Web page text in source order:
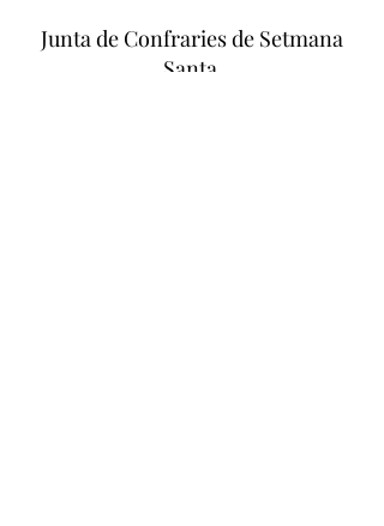
Junta de Confraries de Setmana
Santa